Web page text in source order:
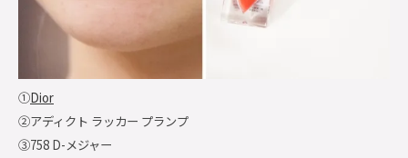
①Dior
②アディクト ラッカー プランプ
③758 D-メジャー